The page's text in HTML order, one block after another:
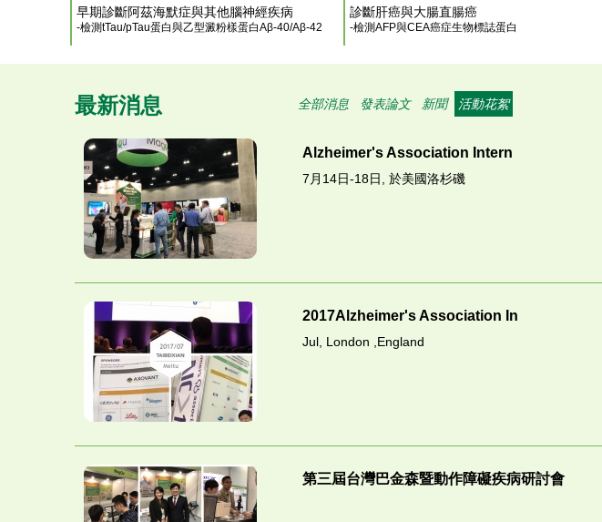
早期診斷阿茲海默症與其他腦神經疾病
-檢測tTau/pTau蛋白與乙型澱粉樣蛋白Aβ-40/Aβ-42
診斷肝癌與大腸直腸癌
-檢測AFP與CEA癌症生物標誌蛋白
最新消息 全部消息 發表論文 新聞 活動花絮
Alzheimer's Association Intern
7月14日-18日, 於美國洛杉磯
2017Alzheimer's Association In
Jul, London ,England
第三屆台灣巴金森暨動作障礙疾病研討會